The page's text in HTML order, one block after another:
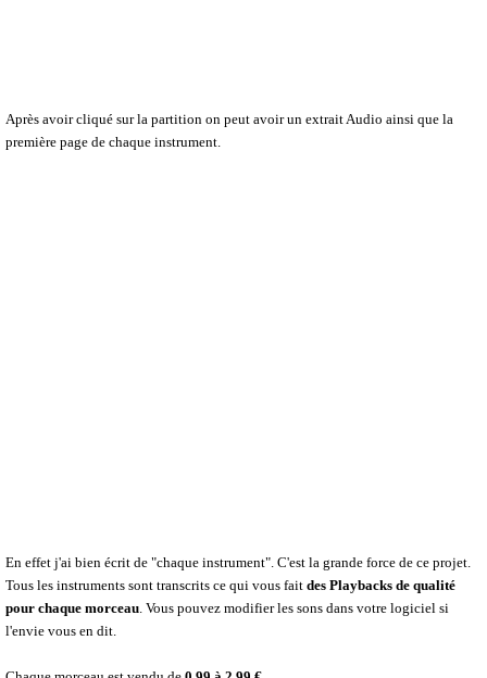
Après avoir cliqué sur la partition on peut avoir un extrait Audio ainsi que la
première page de chaque instrument.
En effet j'ai bien écrit de "chaque instrument". C'est la grande force de ce projet.
Tous les instruments sont transcrits ce qui vous fait des Playbacks de qualité
pour chaque morceau. Vous pouvez modifier les sons dans votre logiciel si
l'envie vous en dit.